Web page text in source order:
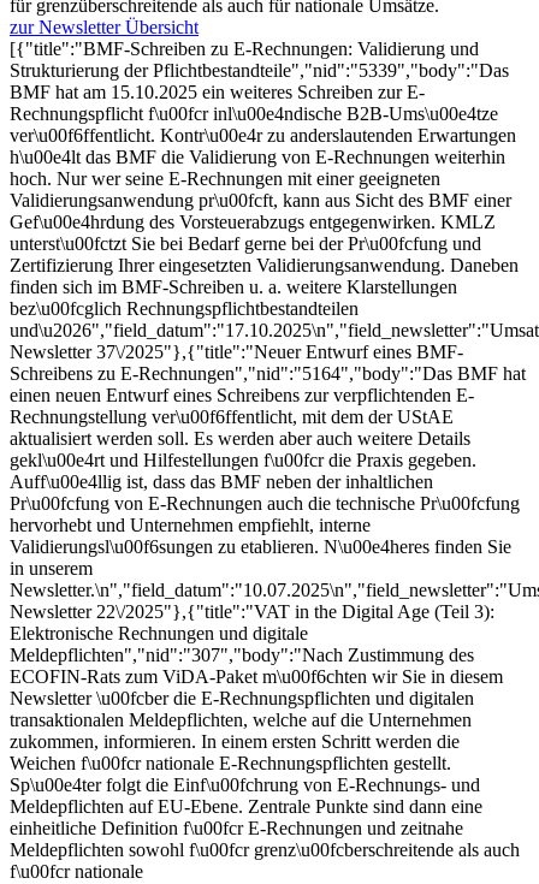
für grenzüberschreitende als auch für nationale Umsätze.
zur Newsletter Übersicht
[{"title":"BMF-Schreiben zu E-Rechnungen: Validierung und
Strukturierung der Pflichtbestandteile","nid":"5339","body":"Das
BMF hat am 15.10.2025 ein weiteres Schreiben zur E-
Rechnungspflicht f\u00fcr inl\u00e4ndische B2B-Ums\u00e4tze
ver\u00f6ffentlicht. Kontr\u00e4r zu anderslautenden Erwartungen
h\u00e4lt das BMF die Validierung von E-Rechnungen weiterhin
hoch. Nur wer seine E-Rechnungen mit einer geeigneten
Validierungsanwendung pr\u00fcft, kann aus Sicht des BMF einer
Gef\u00e4hrdung des Vorsteuerabzugs entgegenwirken. KMLZ
unterst\u00fctzt Sie bei Bedarf gerne bei der Pr\u00fcfung und
Zertifizierung Ihrer eingesetzten Validierungsanwendung. Daneben
finden sich im BMF-Schreiben u. a. weitere Klarstellungen
bez\u00fcglich Rechnungspflichtbestandteilen
Newsletter 37\/2025"},{"title":"Neuer Entwurf eines BMF-
Schreibens zu E-Rechnungen","nid":"5164","body":"Das BMF hat
einen neuen Entwurf eines Schreibens zur verpflichtenden E-
Rechnungstellung ver\u00f6ffentlicht, mit dem der UStAE
aktualisiert werden soll. Es werden aber auch weitere Details
gekl\u00e4rt und Hilfestellungen f\u00fcr die Praxis gegeben.
Auff\u00e4llig ist, dass das BMF neben der inhaltlichen
Pr\u00fcfung von E-Rechnungen auch die technische Pr\u00fcfung
hervorhebt und Unternehmen empfiehlt, interne
Validierungsl\u00f6sungen zu etablieren. N\u00e4heres finden Sie
in unserem
Newsletter 22\/2025"},{"title":"VAT in the Digital Age (Teil 3):
Elektronische Rechnungen und digitale
Meldepflichten","nid":"307","body":"Nach Zustimmung des
ECOFIN-Rats zum ViDA-Paket m\u00f6chten wir Sie in diesem
Newsletter \u00fcber die E-Rechnungspflichten und digitalen
transaktionalen Meldepflichten, welche auf die Unternehmen
zukommen, informieren. In einem ersten Schritt werden die
Weichen f\u00fcr nationale E-Rechnungspflichten gestellt.
Sp\u00e4ter folgt die Einf\u00fchrung von E-Rechnungs- und
Meldepflichten auf EU-Ebene. Zentrale Punkte sind dann eine
einheitliche Definition f\u00fcr E-Rechnungen und zeitnahe
Meldepflichten sowohl f\u00fcr grenz\u00fcberschreitende als auch
f\u00fcr nationale